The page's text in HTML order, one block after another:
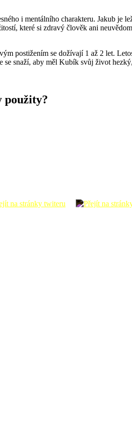
i mentálního charakteru. Jakub
které si zdravý člověk ani
postižením se dožívají 1 až 2 let.
snaží, aby měl Kubík svůj život
použity?